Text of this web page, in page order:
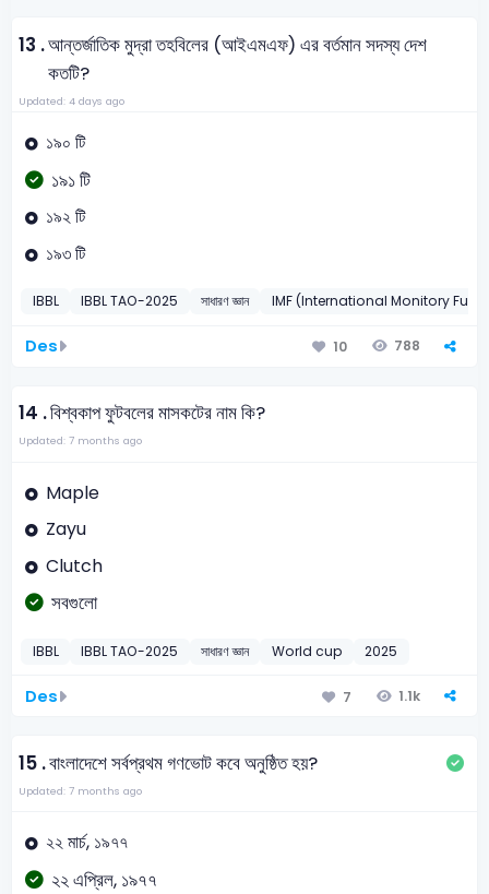
13 .আন্তর্জাতিক মুদ্রা তহবিলের (আইএমএফ) এর বর্তমান সদস্য দেশ
কতটি?
Updated: 4 days ago
১৯০ টি
১৯১ টি
১৯২ টি
১৯৩ টি
IBBL IBBL TAO-2025 সাধারণ জ্ঞান IMF (International Monitory
Des 10 788
14 .বিশ্বকাপ ফুটবলের মাসকটের নাম কি?
Updated: 7 months ago
Maple
Zayu
Clutch
সবগুলো
IBBL IBBL TAO-2025 সাধারণ জ্ঞান World cup 2025
Des 7 1.1k
15 .বাংলাদেশে সর্বপ্রথম গণভোট কবে অনুষ্ঠিত হয়?
Updated: 7 months ago
২২ মার্চ, ১৯৭৭
২২ এপ্রিল, ১৯৭৭